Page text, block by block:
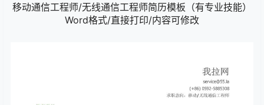
移动通信工程师/无线通信工程师简历模板（有专业技能）
Word格式/直接打印/内容可修改